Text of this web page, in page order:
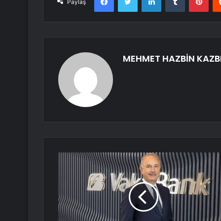
Paylaş
MEHMET HAZBİN